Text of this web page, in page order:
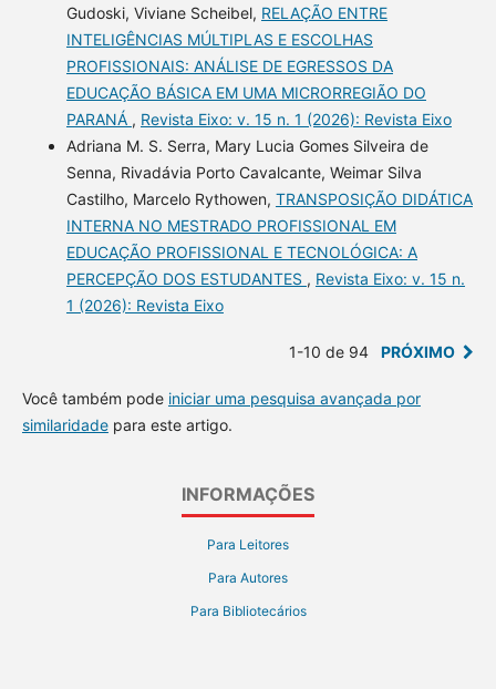
Gudoski, Viviane Scheibel, RELAÇÃO ENTRE
INTELIGÊNCIAS MÚLTIPLAS E ESCOLHAS
PROFISSIONAIS: ANÁLISE DE EGRESSOS DA
EDUCAÇÃO BÁSICA EM UMA MICRORREGIÃO DO
PARANÁ , Revista Eixo: v. 15 n. 1 (2026): Revista Eixo
Adriana M. S. Serra, Mary Lucia Gomes Silveira de
Senna, Rivadávia Porto Cavalcante, Weimar Silva
Castilho, Marcelo Rythowen, TRANSPOSIÇÃO DIDÁTICA
INTERNA NO MESTRADO PROFISSIONAL EM
EDUCAÇÃO PROFISSIONAL E TECNOLÓGICA: A
PERCEPÇÃO DOS ESTUDANTES , Revista Eixo: v. 15 n.
1 (2026): Revista Eixo
1-10 de 94 PRÓXIMO
Você também pode iniciar uma pesquisa avançada por
similaridadepara este artigo.
INFORMAÇÕES
Para Leitores
Para Autores
Para Bibliotecários